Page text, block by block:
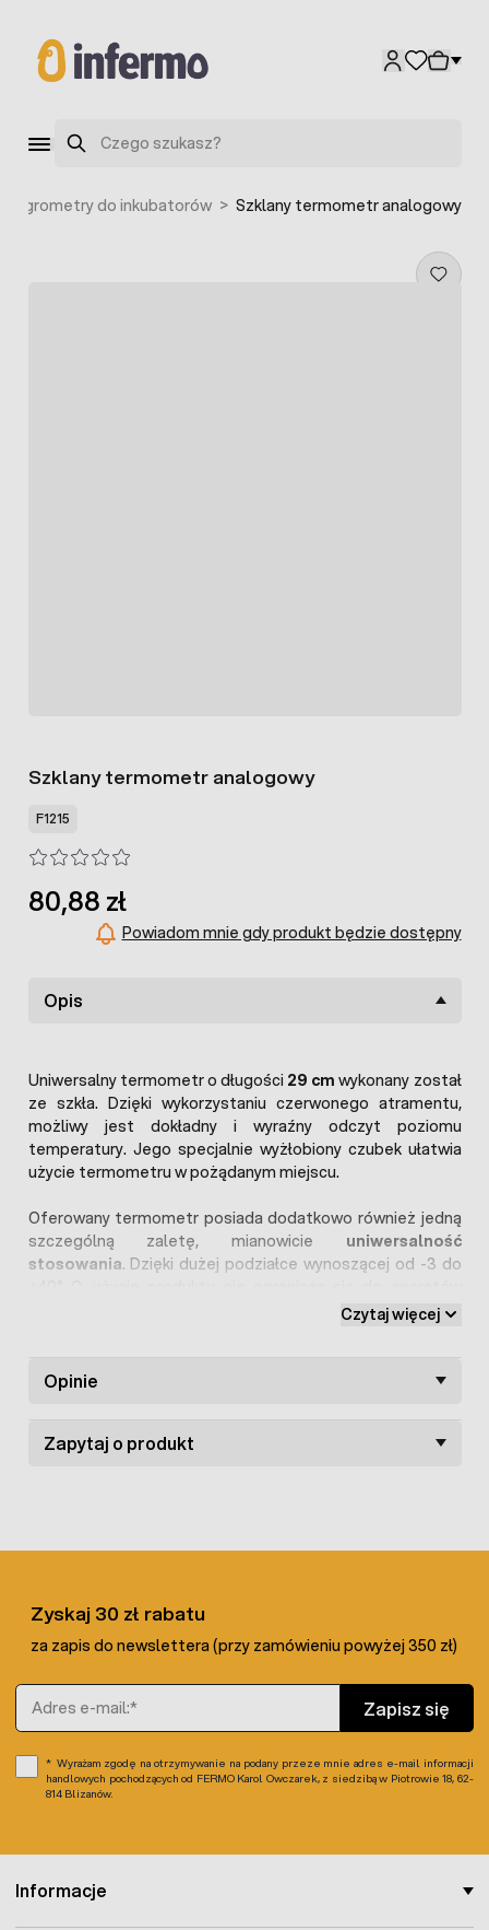
Szukaj
higrometry do inkubatorów > Szklany termometr analogowy
Szklany termometr analogowy
F1215
80,88 zł
Powiadom mnie gdy produkt będzie dostępny
Opis
Uniwersalny termometr o długości 29 cm wykonany został
ze szkła. Dzięki wykorzystaniu czerwonego atramentu,
możliwy jest dokładny i wyraźny odczyt poziomu
temperatury. Jego specjalnie wyżłobiony czubek ułatwia
użycie termometru w pożądanym miejscu.
Oferowany termometr posiada dodatkowo również jedną
szczególną zaletę, mianowicie uniwersalność
stosowania. Dzięki dużej podziałce wynoszącej od -3 do
oraz posiada
. Dzięki swojej
Czytaj więcej
Opinie
Zapytaj o produkt
Informacje
Zyskaj 30 zł rabatu
za zapis do newslettera (przy zamówieniu powyżej 350 zł)
Adres e-mail
Zapisz się
Wyrażam zgodę na otrzymywanie na podany przeze mnie adres e-mail informacji
handlowych pochodzących od FERMO Karol Owczarek, z siedzibą w Piotrowie 18, 62-
814 Blizanów.